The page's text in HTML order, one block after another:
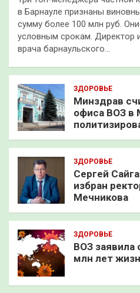
в Барнауле признаны
сумму более 100 млн руб.
условным срокам. Директор
врача барнаульского…
ЗДОРОВЬЕ
Минздрав
офиса ВОЗ в
ЗДОРОВЬЕ
Сергей
избран
Мечникова
ЗДОРОВЬЕ
ВОЗ заявила
млн лет